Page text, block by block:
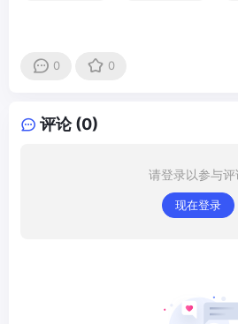
0 0
评论 (0)
请登录以参与评
现在登录